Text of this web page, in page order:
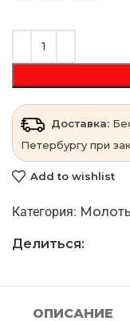
Доставка:
Петербургу при
Add to wishlist
Категория:
Делиться:
ОПИСАНИЕ